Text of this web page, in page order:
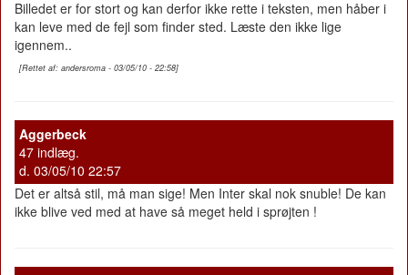
Billedet er for stort og kan derfor ikke rette i teksten, men håber i
kan leve med de fejl som finder sted. Læste den ikke lige
igennem..
[Rettet af: andersroma - 03/05/10 - 22:58]
Aggerbeck
47 indlæg.
d. 03/05/10 22:57
Det er altså stil, må man sige! Men Inter skal nok snuble! De kan
ikke blive ved med at have så meget held i sprøjten !